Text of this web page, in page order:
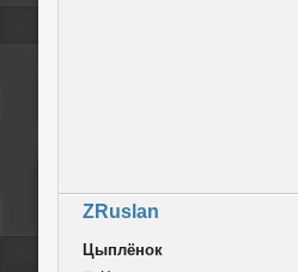
ZRuslan
Цыплёнок